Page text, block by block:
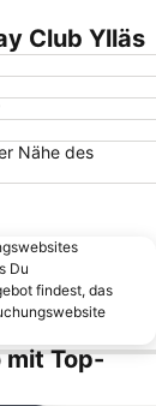
Club Ylläs
Nähe des
Du
findest, das
mit Top-